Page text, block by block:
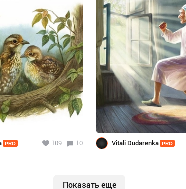
PRO 109 10 Vitali Dudarenka PRO
Показать еще